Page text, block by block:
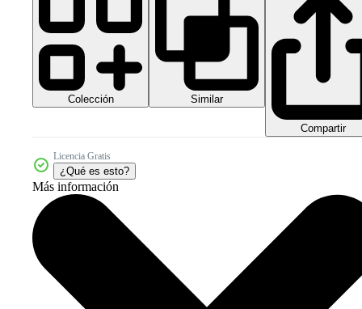
Colección Similar
Compartir
Licencia Gratis
¿Qué es esto?
Más información